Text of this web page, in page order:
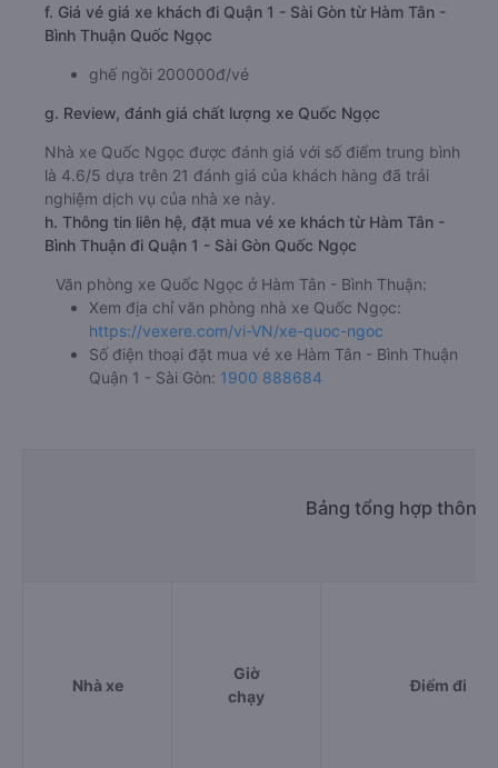
f. Giá vé giá xe khách đi Quận 1 - Sài Gòn từ Hàm Tân -
Bình Thuận Quốc Ngọc
ghế ngồi 200000đ/vé
g. Review, đánh giá chất lượng xe Quốc Ngọc
Nhà xe Quốc Ngọc được đánh giá với số điểm trung bình
là 4.6/5 dựa trên 21 đánh giá của khách hàng đã trải
nghiệm dịch vụ của nhà xe này.
h. Thông tin liên hệ, đặt mua vé xe khách từ Hàm Tân -
Bình Thuận đi Quận 1 - Sài Gòn Quốc Ngọc
Văn phòng xe Quốc Ngọc ở Hàm Tân - Bình Thuận:
Xem địa chỉ văn phòng nhà xe Quốc Ngọc:
https://vexere.com/vi-VN/xe-quoc-ngoc
Số điện thoại đặt mua vé xe Hàm Tân - Bình Thuận
Quận 1 - Sài Gòn: 1900 888684
Bảng tổng hợp thông
Nhà xe
Giờ
chạy
Điểm đi